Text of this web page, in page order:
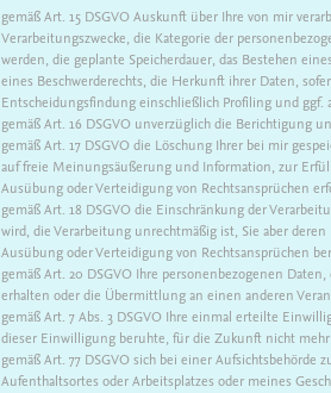
gemäß Art. 15 DSGVO Auskunft über Ihre von mir
Verarbeitungszwecke, die Kategorie der
werden, die geplante Speicherdauer, das Bestehen
eines Beschwerderechts, die Herkunft ihrer Daten,
Entscheidungsfindung einschließlich Profiling und
gemäß Art. 16 DSGVO unverzüglich die Berichtigung
gemäß Art. 17 DSGVO die Löschung Ihrer bei mir
auf freie Meinungsäußerung und Information, zur
Ausübung oder Verteidigung von Rechtsansprüchen
gemäß Art. 18 DSGVO die Einschränkung der
wird, die Verarbeitung unrechtmäßig ist, Sie aber
Ausübung oder Verteidigung von Rechtsansprüchen
gemäß Art. 20 DSGVO Ihre personenbezogenen
erhalten oder die Übermittlung an einen anderen
gemäß Art. 7 Abs. 3 DSGVO Ihre einmal erteilte
dieser Einwilligung beruhte, für die Zukunft nicht
gemäß Art. 77 DSGVO sich bei einer
Aufenthaltsortes oder Arbeitsplatzes oder meines